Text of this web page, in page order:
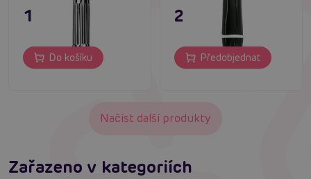
129 Kč
Do košíku
249 Kč
Předobjednat
Načíst další produkty
Zařazeno v kategoriích